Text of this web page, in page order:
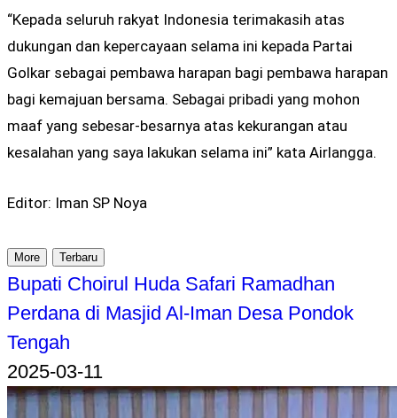
“Kepada seluruh rakyat Indonesia terimakasih atas
dukungan dan kepercayaan selama ini kepada Partai
Golkar sebagai pembawa harapan bagi pembawa harapan
bagi kemajuan bersama. Sebagai pribadi yang mohon
maaf yang sebesar-besarnya atas kekurangan atau
kesalahan yang saya lakukan selama ini” kata Airlangga.
Editor: Iman SP Noya
More Terbaru
Bupati Choirul Huda Safari Ramadhan
Perdana di Masjid Al-Iman Desa Pondok
Tengah
2025-03-11